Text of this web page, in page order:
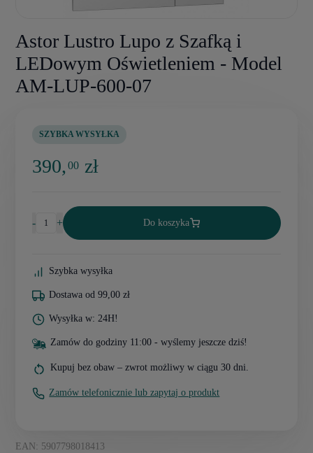
Astor Lustro Lupo z Szafką i
LEDowym Oświetleniem - Model
AM-LUP-600-07
EAN: 5907798018413
SZYBKA WYSYŁKA
390,00 zł
- + Do koszyka
Szybka wysyłka
Dostawa od 99,00 zł
Wysyłka w: 24H!
Zamów do godziny 11:00 - wyślemy jeszcze dziś!
Kupuj bez obaw – zwrot możliwy w ciągu 30 dni.
Zamów telefonicznie lub zapytaj o produkt